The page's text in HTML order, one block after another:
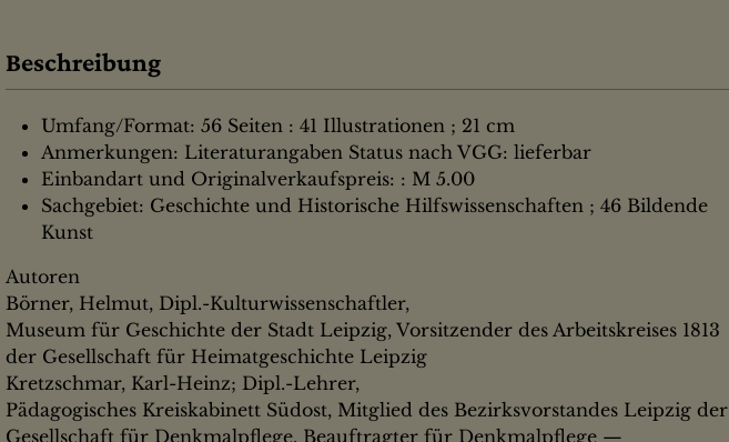
Beschreibung
Umfang/Format: 56 Seiten : 41 Illustrationen ; 21 cm
Anmerkungen: Literaturangaben Status nach VGG: lieferbar
Einbandart und Originalverkaufspreis: : M 5.00
Sachgebiet: Geschichte und Historische Hilfswissenschaften ; 46 Bildende
Kunst
Autoren
Börner, Helmut, Dipl.-Kulturwissenschaftler,
Museum für Geschichte der Stadt Leipzig, Vorsitzender des Arbeitskreises 1813
der Gesellschaft für Heimatgeschichte Leipzig
Kretzschmar, Karl-Heinz; Dipl.-Lehrer,
Pädagogisches Kreiskabinett Südost, Mitglied des Bezirksvorstandes Leipzig der
Gesellschaft für Denkmalpflege, Beauftragter für Denkmalpflege —